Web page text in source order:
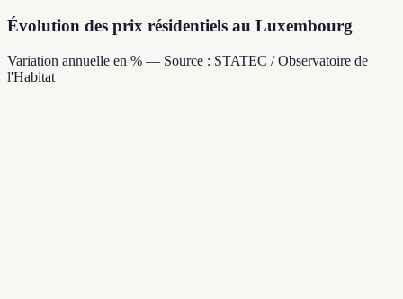
Évolution des prix résidentiels au Luxembourg
Variation annuelle en % — Source : STATEC / Observatoire de
l'Habitat